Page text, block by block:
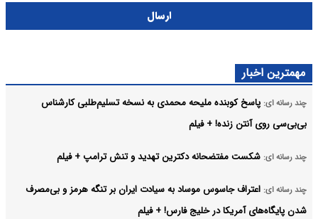
ارسال
مهمترین اخبار
چند رسانه ای: پاسخ کوبنده ملیحه محمدی به نسخه تسلیم‌طلبی کارشناس
بی‌بی‌سی روی آنتن زنده! + فیلم
چند رسانه ای: شکست مفتضحانه دکترین تهدید و تنش ترامپ + فیلم
چند رسانه ای: اعتراف جاسوس موساد به سیادت ایران بر تنگه هرمز و بی‌مصرف
شدن پایگاه‌های آمریکا در خلیج فارس! + فیلم